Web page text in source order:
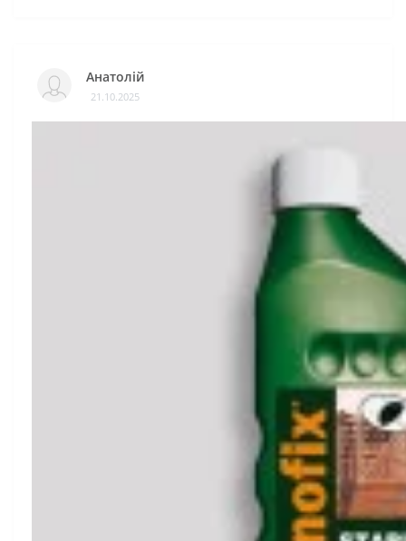
Анатолій
21.10.2025